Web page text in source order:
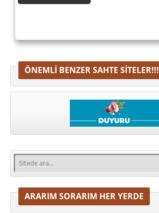
ÖNEMLI BENZER SAHTE SITELER!!!
ARARIM SORARIM HER YERDE